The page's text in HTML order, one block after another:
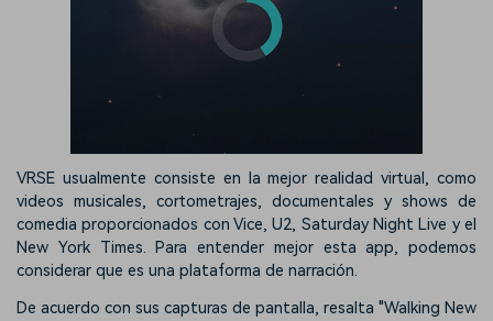
VRSE usualmente consiste en la mejor realidad virtual, como
videos musicales, cortometrajes, documentales y shows de
comedia proporcionados con Vice, U2, Saturday Night Live y el
New York Times. Para entender mejor esta app, podemos
considerar que es una plataforma de narración.
De acuerdo con sus capturas de pantalla, resalta "Walking New